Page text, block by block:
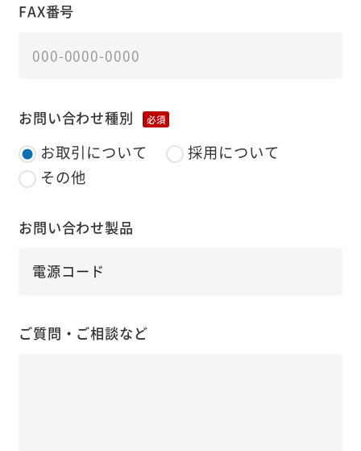
FAX番号
お問い合わせ種別 必須
お取引について
採用について
その他
お問い合わせ製品
ご質問・ご相談など